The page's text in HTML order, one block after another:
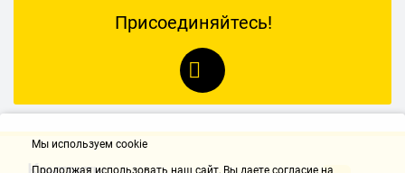
Присоединяйтесь!
Мы используем cookie
Продолжая использовать наш cайт, Вы даете согласие на